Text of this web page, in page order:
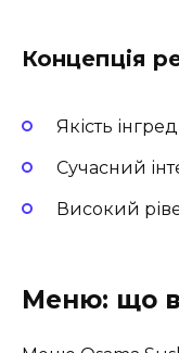
Концепція
Якість
Сучасний
Високий
Меню: що